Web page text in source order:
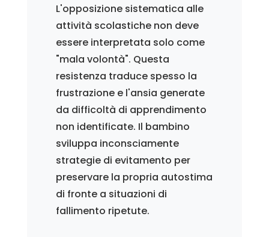
L'opposizione sistematica alle
attività scolastiche non deve
essere interpretata solo come
"mala volontà". Questa
resistenza traduce spesso la
frustrazione e l'ansia generate
da difficoltà di apprendimento
non identificate. Il bambino
sviluppa inconsciamente
strategie di evitamento per
preservare la propria autostima
di fronte a situazioni di
fallimento ripetute.